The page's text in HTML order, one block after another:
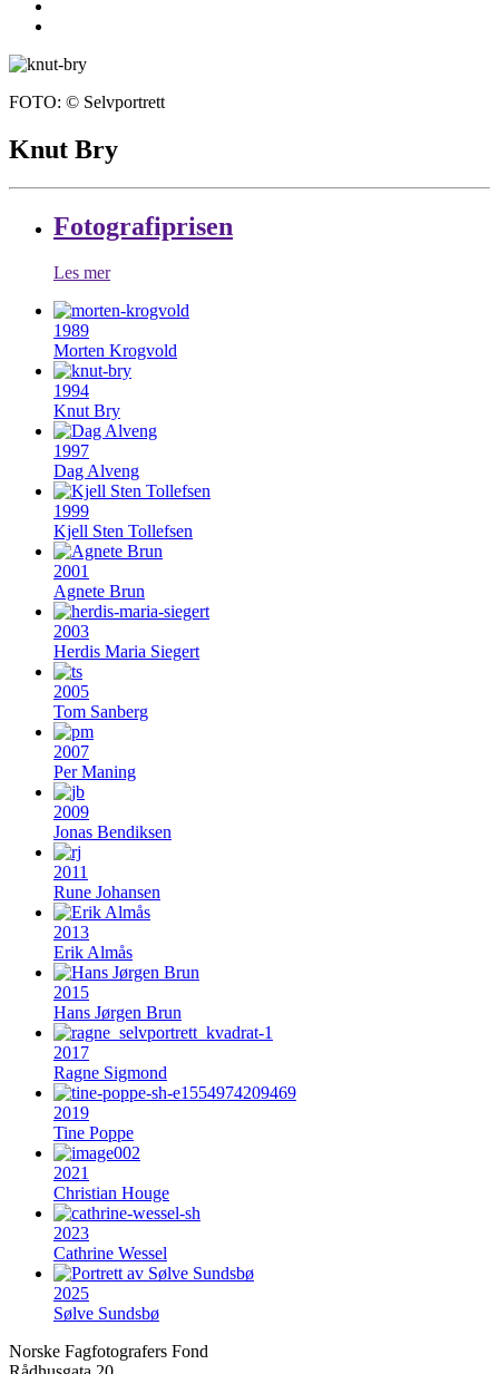
FOTO: © Selvportrett
Knut Bry
Fotografiprisen
Les mer
1989
Morten Krogvold
1994
Knut Bry
1997
Dag Alveng
1999
Kjell Sten Tollefsen
2001
Agnete Brun
2003
Herdis Maria Siegert
2005
Tom Sanberg
2007
Per Maning
2009
Jonas Bendiksen
2011
Rune Johansen
2013
Erik Almås
2015
Hans Jørgen Brun
2017
Ragne Sigmond
2019
Tine Poppe
2021
Christian Houge
2023
Cathrine Wessel
2025
Sølve Sundsbø
Norske Fagfotografers Fond